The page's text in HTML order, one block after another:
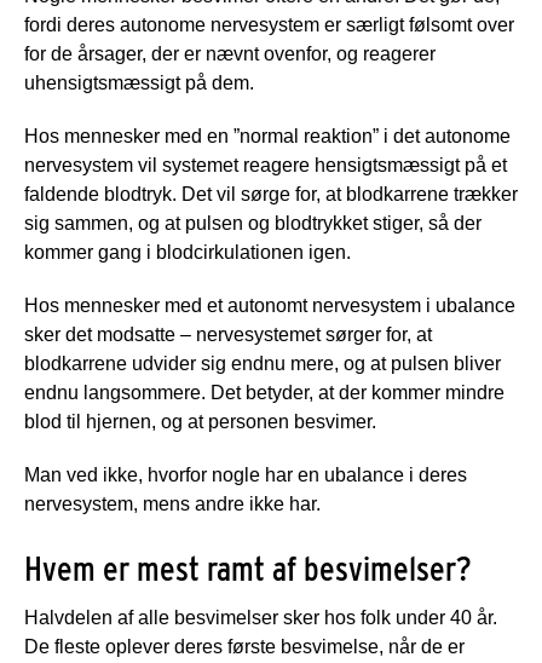
fordi deres autonome nervesystem er særligt følsomt over
for de årsager, der er nævnt ovenfor, og reagerer
uhensigtsmæssigt på dem.
Hos mennesker med en ”normal reaktion” i det autonome
nervesystem vil systemet reagere hensigtsmæssigt på et
faldende blodtryk. Det vil sørge for, at blodkarrene trækker
sig sammen, og at pulsen og blodtrykket stiger, så der
kommer gang i blodcirkulationen igen.
Hos mennesker med et autonomt nervesystem i ubalance
sker det modsatte – nervesystemet sørger for, at
blodkarrene udvider sig endnu mere, og at pulsen bliver
endnu langsommere. Det betyder, at der kommer mindre
blod til hjernen, og at personen besvimer.
Man ved ikke, hvorfor nogle har en ubalance i deres
nervesystem, mens andre ikke har.
Hvem er mest ramt af besvimelser?
Halvdelen af alle besvimelser sker hos folk under 40 år.
De fleste oplever deres første besvimelse, når de er